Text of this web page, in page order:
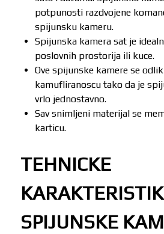
potpunosti razdvojene
spijunsku kameru.
Spijunska kamera sat je
poslovnih prostorija ili kuce.
Ove spijunske kamere se
kamufliranoscu tako da je
vrlo jednostavno.
Sav snimljeni materijal se
karticu.
TEHNICKE
SPIJUNSKE